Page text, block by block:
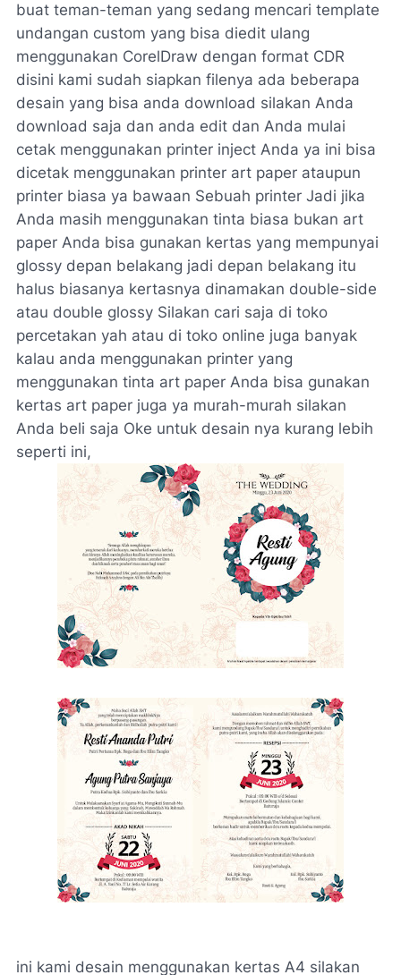
buat teman-teman yang sedang mencari template
undangan custom yang bisa diedit ulang
menggunakan CorelDraw dengan format CDR
disini kami sudah siapkan filenya ada beberapa
desain yang bisa anda download silakan Anda
download saja dan anda edit dan Anda mulai
cetak menggunakan printer inject Anda ya ini bisa
dicetak menggunakan printer art paper ataupun
printer biasa ya bawaan Sebuah printer Jadi jika
Anda masih menggunakan tinta biasa bukan art
paper Anda bisa gunakan kertas yang mempunyai
glossy depan belakang jadi depan belakang itu
halus biasanya kertasnya dinamakan double-side
atau double glossy Silakan cari saja di toko
percetakan yah atau di toko online juga banyak
kalau anda menggunakan printer yang
menggunakan tinta art paper Anda bisa gunakan
kertas art paper juga ya murah-murah silakan
Anda beli saja Oke untuk desain nya kurang lebih
seperti ini,
ini kami desain menggunakan kertas A4 silakan